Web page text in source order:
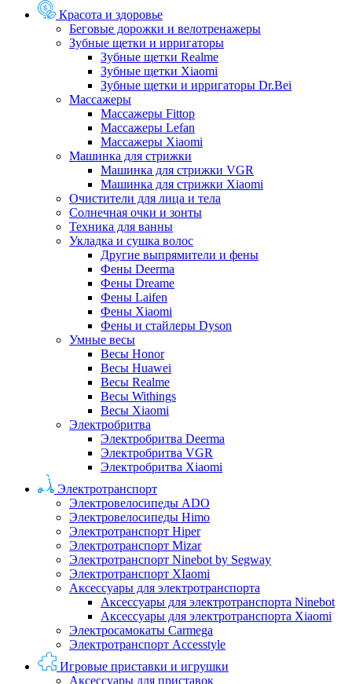
Красота и здоровье
Беговые дорожки и велотренажеры
Зубные щетки и ирригаторы
Зубные щетки Realme
Зубные щетки Xiaomi
Зубные щетки и ирригаторы Dr.Bei
Массажеры
Массажеры Fittop
Массажеры Lefan
Массажеры Xiaomi
Машинка для стрижки
Машинка для стрижки VGR
Машинка для стрижки Xiaomi
Очистители для лица и тела
Солнечная очки и зонты
Техника для ванны
Укладка и сушка волос
Другие выпрямители и фены
Фены Deerma
Фены Dreame
Фены Laifen
Фены Xiaomi
Фены и стайлеры Dyson
Умные весы
Весы Honor
Весы Huawei
Весы Realme
Весы Withings
Весы Xiaomi
Электробритва
Электробритва Deerma
Электробритва VGR
Электробритва Xiaomi
Электротранспорт
Электровелосипеды ADO
Электровелосипеды Himo
Электротранспорт Hiper
Электротранспорт Mizar
Электротранспорт Ninebot by Segway
Электротранспорт XIaomi
Аксессуары для электротранспорта
Аксессуары для электротранспорта Ninebot
Аксессуары для электротранспорта Xiaomi
Электросамокаты Carmega
Электротранспорт Accesstyle
Игровые приставки и игрушки
Аксессуары для приставок